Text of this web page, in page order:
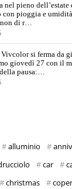
nel pieno dell’estate
con pioggia e
non di r…
si ferma da
giovedì 27 con il
pausa:…
alluminio
car
christmas